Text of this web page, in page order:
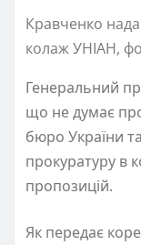
Кравченко
колаж УНІАН,
Генеральний
що не думає
бюро України
прокуратуру в
пропозицій.
Як передає